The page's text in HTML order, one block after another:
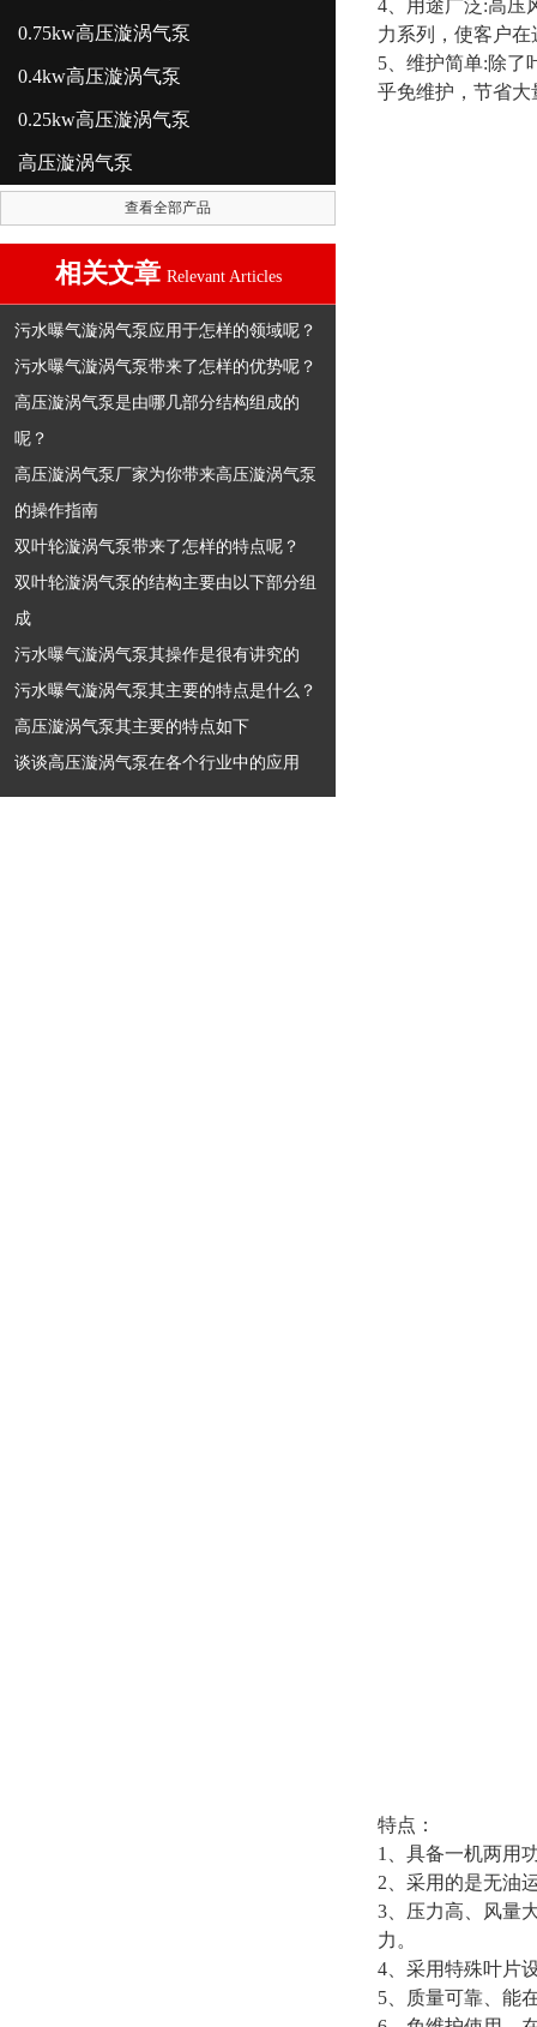
0.75kw高压漩涡气泵
0.4kw高压漩涡气泵
0.25kw高压漩涡气泵
高压漩涡气泵
查看全部产品
相关文章 Relevant Articles
污水曝气漩涡气泵应用于怎样的领域呢？
污水曝气漩涡气泵带来了怎样的优势呢？
高压漩涡气泵是由哪几部分结构组成的
呢？
高压漩涡气泵厂家为你带来高压漩涡气泵
的操作指南
双叶轮漩涡气泵带来了怎样的特点呢？
双叶轮漩涡气泵的结构主要由以下部分组
成
污水曝气漩涡气泵其操作是很有讲究的
污水曝气漩涡气泵其主要的特点是什么？
高压漩涡气泵其主要的特点如下
谈谈高压漩涡气泵在各个行业中的应用
4、用途广泛:高压
力系列，使客户
5、维护简单:除了
乎免维护，节省
特点：
1、具备一机两用
2、采用的是无油
3、压力高、风量
力。
4、采用特殊叶片
5、质量可靠、能